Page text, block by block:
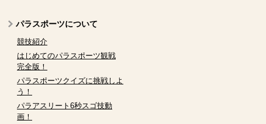
パラスポーツについて
競技紹介
はじめてのパラスポーツ観戦
完全版！
パラスポーツクイズに挑戦しよ
う！
パラアスリート6秒スゴ技動
画！